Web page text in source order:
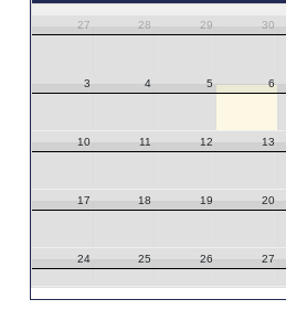
27 28 29 30
3 4 5 6
10 11 12 13
17 18 19 20
24 25 26 27